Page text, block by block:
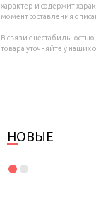
характер и содержит
момент составления
В связи с
товара уточняйте у наших
НОВЫЕ